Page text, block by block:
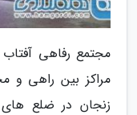
مجتمع رفاهی
زنجان در ضلع های